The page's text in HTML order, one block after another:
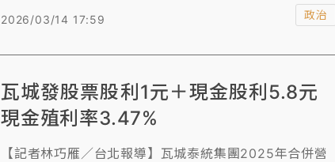
評。對此，民進黨籍立委蘇巧慧今（14）天受訪時幫緩
過度苛責，但強調運用AI的重點在於指令設定與細節控
2026/03/14 17:59 政治
瓦城發股票股利1元＋現金股利5.8元
現金殖利率3.47%
【記者林巧雁／台北報導】瓦城泰統集團2025年合併營